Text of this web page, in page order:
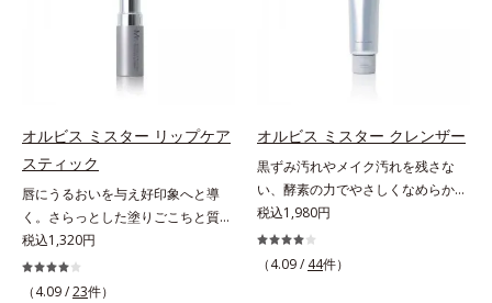
ミ・ソバカスを防ぐ（ウォッシュを
除く）*2 オルビス内スキンケアシ
手入れのこと*4 うるおいによる
乾燥による*7 保湿成分*8 ロニ
セラカエルレア果汁、ノバラエキス
配合＝うるおいを与えハリと透明感
に満ちた肌へ導く保湿成分*9 メマ
ツヨイグサ抽出液、スイカズラエキ
ス配合＝角層のすみずみまで水分・
油分を保ち、ハリ・ツヤを与える保
湿成分*10 気持ちのこと
ミ・ソバカスを防ぐ美白有効成分を
組み合わせた複合成分*4 グリチル
BEAUTY夏祭りは、こちら
活躍。これ1本で完成度の高い、ふ
んわり眉に仕上がります。※中身を
ています。* ダイマージリノール酸
イソステアリル/フィトステリル）
配合＝感触向上成分
きにくい肌を目指します。さらにビ
タミンC誘導体をはじめとした5種
ョットカプセル」を配合。カプセル
が浸透してから成分を放出する特殊
技術によって、高い浸透力(*2)と安
定性を実現。毛穴の目立ちをしっか
りケア(*3)して、ゆらぎやすいニキ
ビ肌を、みずみずしい清潔な垢抜け
肌(*4)へと導きます。たっぷりの保
オルビス ミスター リップケア
スティック
唇にうるおいを与え好印象へと導
く。さらっとした塗りごこちと質感
で自然で好印象な口元に。さらっと
した軽やかな塗りごこちでありなが
らも、唇にうるおいを与える「モイ
税込1,320円
（4.09 /23件）
オルビス ミスター クレンザー
黒ずみ汚れやメイク汚れを残さな
い、酵素の力でやさしくなめらかに
洗い上げるW洗顔不要のスペシャル
クレンザー。過剰な皮脂とその皮脂
汚れが詰まって発生する黒ずみ汚れ
税込1,980円
（4.09 / 44件）